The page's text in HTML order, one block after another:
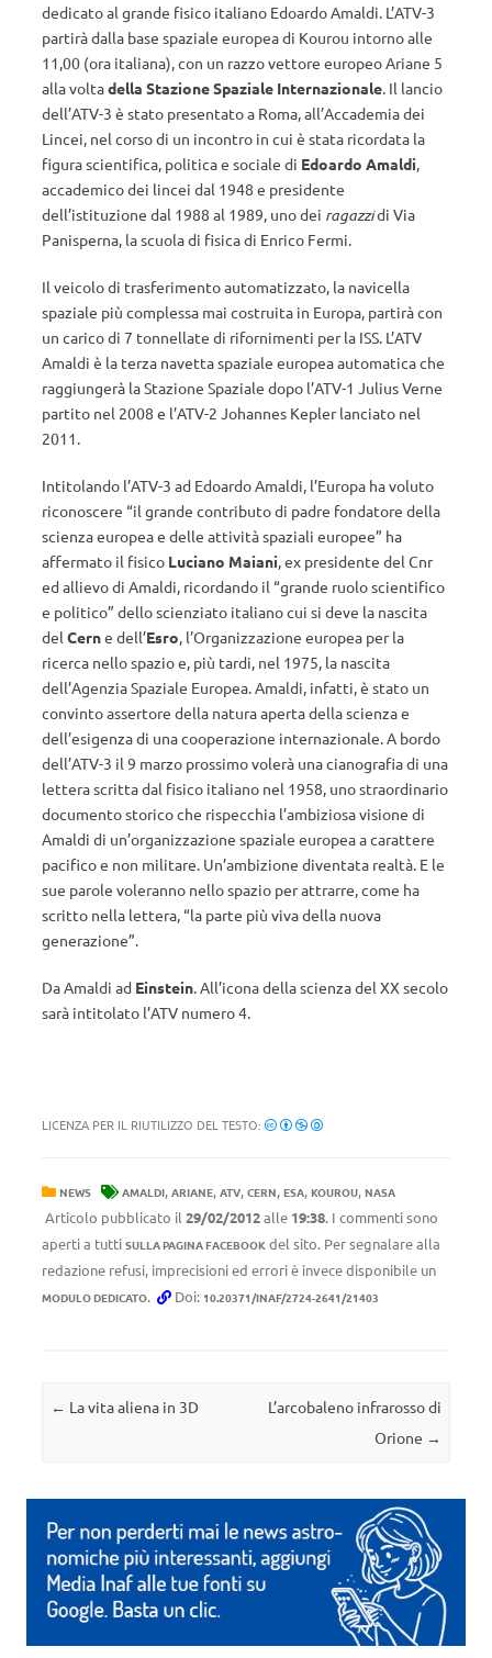
dedicato al grande fisico italiano Edoardo Amaldi. L’ATV-3
partirà dalla base spaziale europea di Kourou intorno alle
11,00 (ora italiana), con un razzo vettore europeo Ariane 5
alla voltadella Stazione Spaziale Internazionale. Il lancio
dell’ATV-3 è stato presentato a Roma, all’Accademia dei
Lincei, nel corso di un incontro in cui è stata ricordata la
figura scientifica, politica e sociale di Edoardo Amaldi,
accademico dei lincei dal 1948 e presidente
dell’istituzione dal 1988 al 1989, uno dei ragazzidi Via
Panisperna, la scuola di fisica di Enrico Fermi.
Il veicolo di trasferimento automatizzato, la navicella
spaziale più complessa mai costruita in Europa, partirà con
un carico di 7 tonnellate di rifornimenti per la ISS. L’ATV
Amaldi è la terza navetta spaziale europea automatica che
raggiungerà la Stazione Spaziale dopo l’ATV-1 Julius Verne
partito nel 2008 e l’ATV-2 Johannes Kepler lanciato nel
2011.
Intitolando l’ATV-3 ad Edoardo Amaldi, l’Europa ha voluto
riconoscere “il grande contributo di padre fondatore della
scienza europea e delle attività spaziali europee” ha
affermato il fisico Luciano Maiani, ex presidente del Cnr
ed allievo di Amaldi, ricordando il “grande ruolo scientifico
e politico” dello scienziato italiano cui si deve la nascita
del Cerne dell’Esro, l’Organizzazione europea per la
ricerca nello spazio e, più tardi, nel 1975, la nascita
dell’Agenzia Spaziale Europea. Amaldi, infatti, è stato un
convinto assertore della natura aperta della scienza e
dell’esigenza di una cooperazione internazionale. A bordo
dell’ATV-3 il 9 marzo prossimo volerà una cianografia di una
lettera scritta dal fisico italiano nel 1958, uno straordinario
documento storico che rispecchia l’ambiziosa visione di
Amaldi di un’organizzazione spaziale europea a carattere
pacifico e non militare. Un’ambizione diventata realtà. E le
sue parole voleranno nello spazio per attrarre, come ha
scritto nella lettera, “la parte più viva della nuova
generazione”.
Da Amaldi ad Einstein. All’icona della scienza del XX secolo
sarà intitolato l’ATV numero 4.
LICENZA PER IL RIUTILIZZO DEL TESTO:
NEWS AMALDI, ARIANE, ATV, CERN, ESA, KOUROU, NASA
Articolo pubblicato il 29/02/2012alle 19:38. I commenti sono
aperti a tutti SULLA PAGINA FACEBOOK del sito. Per segnalare alla
redazione refusi, imprecisioni ed errori è invece disponibile un
MODULO DEDICATO. Doi: 10.20371/INAF/2724-2641/21403
Navigazione articolo
← La vita aliena in 3D
L’arcobaleno infrarosso di
Orione →